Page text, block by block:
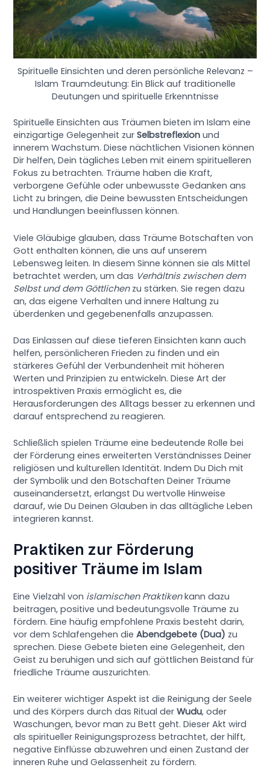
Spirituelle Einsichten und deren persönliche Relevanz –
Islam Traumdeutung: Ein Blick auf traditionelle
Deutungen und spirituelle Erkenntnisse
Spirituelle Einsichten aus Träumen bieten im Islam eine
einzigartige Gelegenheit zurSelbstreflexion und
innerem Wachstum. Diese nächtlichen Visionen können
Dir helfen, Dein tägliches Leben mit einem spirituelleren
Fokus zu betrachten. Träume haben die Kraft,
verborgene Gefühle oder unbewusste Gedanken ans
Licht zu bringen, die Deine bewussten Entscheidungen
und Handlungen beeinflussen können.
Viele Gläubige glauben, dass Träume Botschaften von
Gott enthalten können, die uns auf unserem
Lebensweg leiten. In diesem Sinne können sie als Mittel
betrachtet werden, um das Verhältnis zwischen dem
Selbst und dem Göttlichenzu stärken. Sie regen dazu
an, das eigene Verhalten und innere Haltung zu
überdenken und gegebenenfalls anzupassen.
Das Einlassen auf diese tieferen Einsichten kann auch
helfen, persönlicheren Frieden zu finden und ein
stärkeres Gefühl der Verbundenheit mit höheren
Werten und Prinzipien zu entwickeln. Diese Art der
introspektiven Praxis ermöglicht es, die
Herausforderungen des Alltags besser zu erkennen und
darauf entsprechend zu reagieren.
Schließlich spielen Träume eine bedeutende Rolle bei
der Förderung eines erweiterten Verständnisses Deiner
religiösen und kulturellen Identität. Indem Du Dich mit
der Symbolik und den Botschaften Deiner Träume
auseinandersetzt, erlangst Du wertvolle Hinweise
darauf, wie Du Deinen Glauben in das alltägliche Leben
integrieren kannst.
Praktiken zur Förderung
positiver Träume im Islam
Eine Vielzahl von islamischen Praktikenkann dazu
beitragen, positive und bedeutungsvolle Träume zu
fördern. Eine häufig empfohlene Praxis besteht darin,
vor dem Schlafengehen dieAbendgebete (Dua) zu
sprechen. Diese Gebete bieten eine Gelegenheit, den
Geist zu beruhigen und sich auf göttlichen Beistand für
friedliche Träume auszurichten.
Ein weiterer wichtiger Aspekt ist die Reinigung der Seele
und des Körpers durch das Ritual derWudu, oder
Waschungen, bevor man zu Bett geht. Dieser Akt wird
als spiritueller Reinigungsprozess betrachtet, der hilft,
negative Einflüsse abzuwehren und einen Zustand der
inneren Ruhe und Gelassenheit zu fördern.